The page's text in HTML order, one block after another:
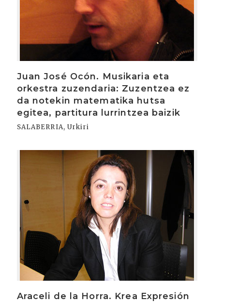
Juan José Ocón. Musikaria eta
orkestra zuzendaria: Zuzentzea ez
da notekin matematika hutsa
egitea, partitura lurrintzea baizik
SALABERRIA, Urkiri
Araceli de la Horra. Krea Expresión
Irakurri